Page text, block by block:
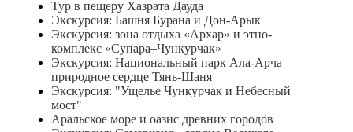
Тур в пещеру Хазрата Дауда
Экскурсия: Башня Бурана и Дон-Арык
Экскурсия: зона отдыха «Архар» и этно-
комплекс «Супара–Чункурчак»
Экскурсия: Национальный парк Ала-Арча —
природное сердце Тянь-Шаня
Экскурсия: "Ущелье Чункурчак и Небесный
мост"
Аральское море и оазис древних городов